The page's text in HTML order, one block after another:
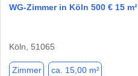
WG-Zimmer in Köln 500 € 15 m²
Köln, 51065
Zimmer ca. 15,00 m²